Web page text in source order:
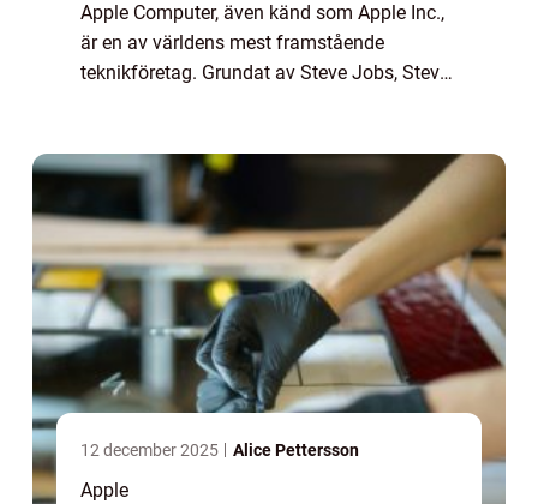
Apple Computer, även känd som Apple Inc.,
är en av världens mest framstående
teknikföretag. Grundat av Steve Jobs, Steve
sin innovati...
12 december 2025 Alice Pettersson
Apple